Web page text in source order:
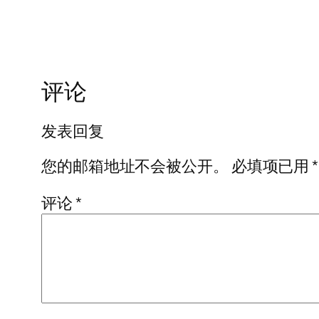
评论
发表回复
您的邮箱地址不会被公开。
必填项已用*
评论*